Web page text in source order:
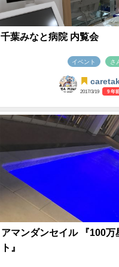
千葉みなと病院 内覧会
イベント さ
2017/3/19 9 年
アマンダンセイル 『100
ト』